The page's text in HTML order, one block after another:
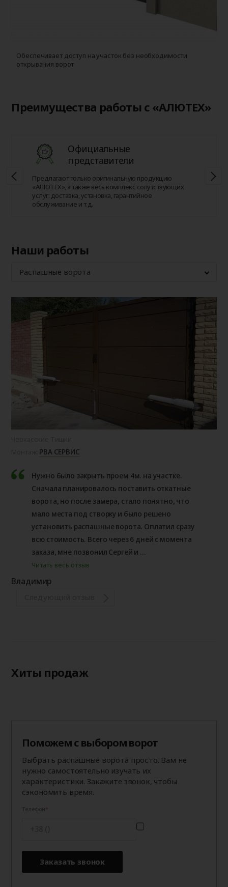
Обеспечивает доступ на участок без необходимости
открывания ворот
Преимущества работы с «АЛЮТЕХ»
Официальные
представители
Предлагают только оригинальную продукцию
«АЛЮТЕХ», а также весь комплекс сопутствующих
услуг: доставка, установка, гарантийное
обслуживание и т.д.
Наши работы
Распашные ворота
РВА СЕРВИС
Нужно было закрыть проем 4м. на участке.
Сначала планировалось поставить откатные
ворота, но после замера, стало понятно, что
мало места под створку и было решено
установить распашные ворота. Оплатил сразу
всю стоимость. Всего через 6 дней с момента
заказа, мне позвонил Сергей и ...
Читать весь отзыв
Владимир
Хиты продаж
Поможем с выбором ворот
Выбрать распашные ворота просто. Вам не
нужно самостоятельно изучать их
характеристики. Закажите звонок, чтобы
сэкономить время.
Заказать звонок